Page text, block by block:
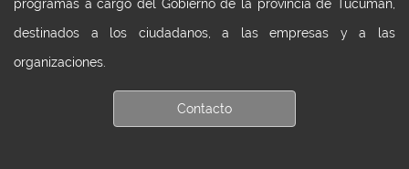
programas a cargo del Gobierno de la provincia de Tucumán,
destinados a los ciudadanos, a las empresas y a las
organizaciones.
Contacto